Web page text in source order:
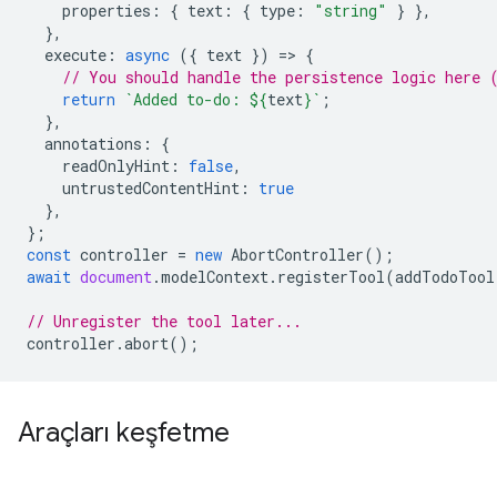
properties : { text : { type : "string" } },
},
execute : async ({ text }) => {
// You should handle the persistence logic here
return
`Added to-do: ${text} ` ;
},
annotations :
{
readOnlyHint : false,
untrustedContentHint :
true
},
};
const controller = new AbortController();
await document.modelContext. registerTool(addTodoTool
// Unregister the tool later...
controller .abort();
Araçları keşfetme